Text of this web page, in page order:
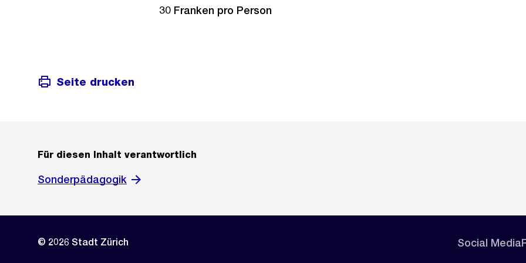
30 Franken pro Person
Seite drucken
Für diesen Inhalt verantwortlich
Sonderpädagogik
© 2026 Stadt Zürich Social Media